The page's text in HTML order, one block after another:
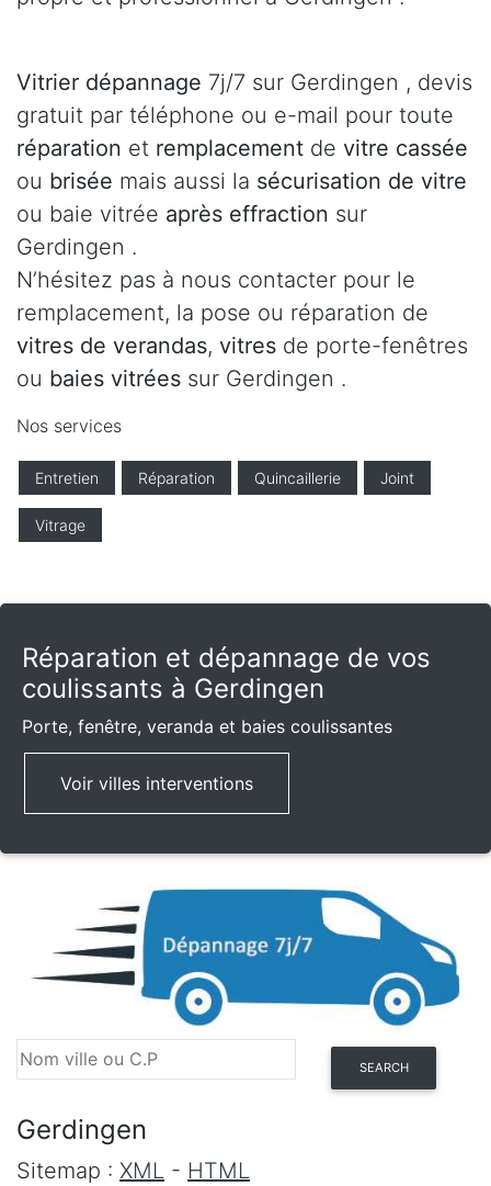
Vitrier dépannage 7j/7 sur Gerdingen , devis
gratuit par téléphone ou e-mail pour toute
réparation et remplacement de vitre cassée
ou brisée mais aussi la sécurisation de vitre
ou baie vitrée après effraction sur
Gerdingen .
N’hésitez pas à nous contacter pour le
remplacement, la pose ou réparation de
vitres de verandas, vitres de porte-fenêtres
ou baies vitrées sur Gerdingen .
Nos services
Entretien Réparation Quincaillerie Joint
Vitrage
Réparation et dépannage de vos
coulissants à Gerdingen
Porte, fenêtre, veranda et baies coulissantes
Voir villes interventions
SEARCH
Gerdingen
Sitemap : XML - HTML